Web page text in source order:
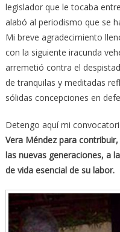
legislador que le tocaba
alabó al periodismo que se
Mi breve agradecimiento
con la siguiente iracunda
arremetió contra el
de tranquilas y meditadas
sólidas concepciones en
Detengo aquí mi
Vera Méndez para
las nuevas generaciones, a
de vida esencial de su labor.